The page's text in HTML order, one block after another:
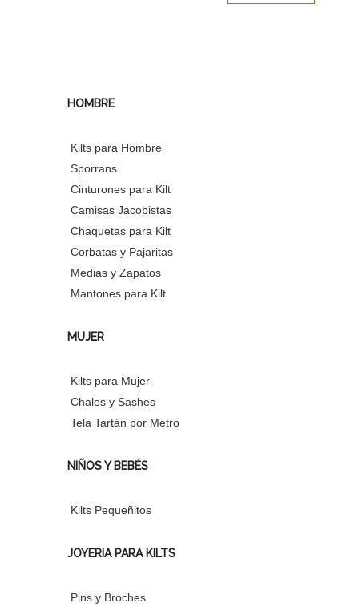
HOMBRE
Kilts para Hombre
Sporrans
Cinturones para Kilt
Camisas Jacobistas
Chaquetas para Kilt
Corbatas y Pajaritas
Medias y Zapatos
Mantones para Kilt
MUJER
Kilts para Mujer
Chales y Sashes
Tela Tartán por Metro
NIÑOS Y BEBÉS
Kilts Pequeñitos
JOYERIA PARA KILTS
Pins y Broches